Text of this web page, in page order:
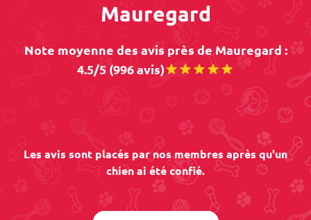
Mauregard
Note moyenne des avis près de Mauregard :
4.5/5 (996 avis)
Les avis sont placés par nos membres après qu'un
chien ai été confié.